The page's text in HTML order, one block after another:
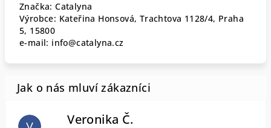
Značka: Catalyna
Výrobce: Kateřina Honsová, Trachtova 1128/4, Praha
5, 15800
e-mail: info@catalyna.cz
Veronika Č.